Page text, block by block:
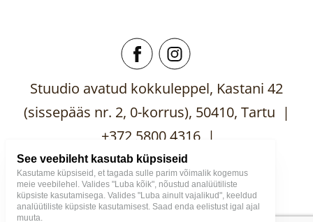
Stuudio avatud kokkuleppel, Kastani 42
(sissepääs nr. 2, 0-korrus), 50410, Tartu |
+372 5800 4316 |
mooblistuudio@gmail.com
See veebileht kasutab küpsiseid
Kasutame küpsiseid, et tagada sulle parim võimalik kogemus
meie veebilehel. Valides "Luba kõik", nõustud analüütiliste
küpsiste kasutamisega. Valides "Luba ainult vajalikud", keeldud
analüütiliste küpsiste kasutamisest. Saad enda eelistust igal ajal
muuta.